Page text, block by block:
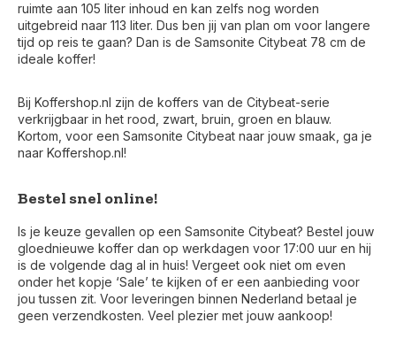
ruimte aan 105 liter inhoud en kan zelfs nog worden
uitgebreid naar 113 liter. Dus ben jij van plan om voor langere
tijd op reis te gaan? Dan is de Samsonite Citybeat 78 cm de
ideale koffer!
Bij Koffershop.nl zijn de koffers van de Citybeat-serie
verkrijgbaar in het rood, zwart, bruin, groen en blauw.
Kortom, voor een Samsonite Citybeat naar jouw smaak, ga je
naar Koffershop.nl!
Bestel snel online!
Is je keuze gevallen op een Samsonite Citybeat? Bestel jouw
gloednieuwe koffer dan op werkdagen voor 17:00 uur en hij
is de volgende dag al in huis! Vergeet ook niet om even
onder het kopje ‘Sale’ te kijken of er een aanbieding voor
jou tussen zit. Voor leveringen binnen Nederland betaal je
geen verzendkosten. Veel plezier met jouw aankoop!